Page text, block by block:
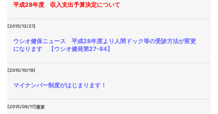
平成28年度 収入支出予算決定について
[2015/12/21]
ウシオ健保ニュース 平成28年度より人間ドック等の受診方法が変更
になります 【ウシオ健発第27-84】
[2015/10/19]
マイナンバー制度がはじまります！
[2015/09/17]重要